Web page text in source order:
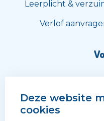
Leerplicht &
Verlof
Deze website
cookies